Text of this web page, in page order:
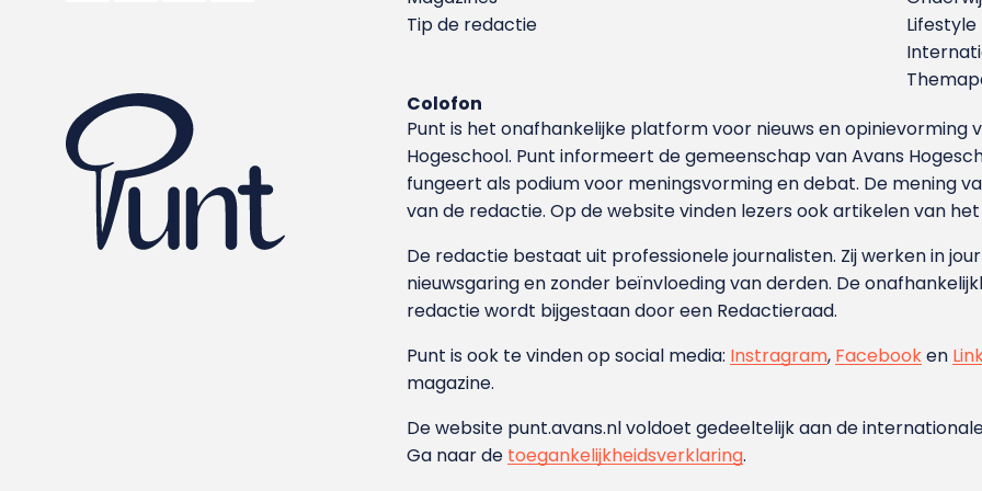
Tip de redactie
Lifestyle
Colofon
Punt is het onafhankelijke platform voor nieuws en
Hoge­school. Punt informeert de gemeenschap van Avans
fungeert als podium voor meningsvorming en debat. De mening
van de redactie. Op de website vinden lezers ook artikelen van
De redactie bestaat uit professionele journalisten. Zij werken in
nieuwsgaring en zonder beïnvloeding van derden. De
redactie wordt bijgestaan door een Redactieraad.
Punt is ook te vinden op social media: Instragram, Facebooken
magazine.
De website punt.avans.nl voldoet gedeeltelijk aan de
Ga naar de toegankelijkheidsverklaring.